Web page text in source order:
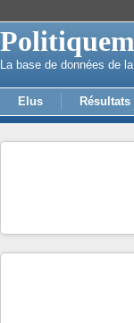
La base de données de
Elus